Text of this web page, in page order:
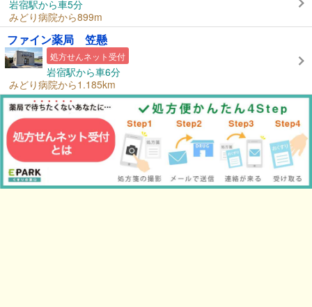
岩宿駅から車5分
みどり病院から899m
ファイン薬局 笠懸
処方せんネット受付
岩宿駅から車6分
みどり病院から1.185km